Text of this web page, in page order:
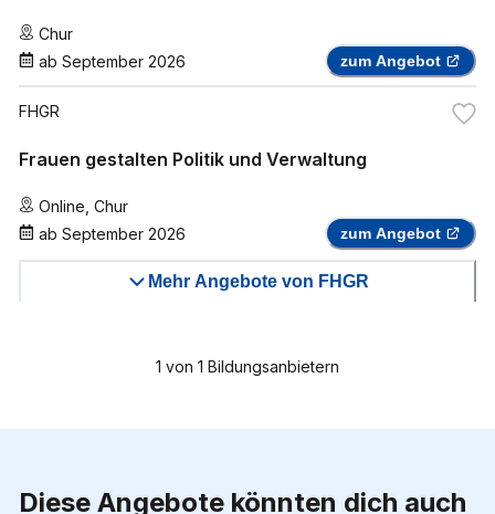
Chur
ab September 2026 zum Angebot
FHGR
Frauen gestalten Politik und Verwaltung
Online Chur
ab September 2026 zum Angebot
Mehr Angebote von FHGR
1 von 1 Bildungsanbietern
Diese Angebote könnten dich auch